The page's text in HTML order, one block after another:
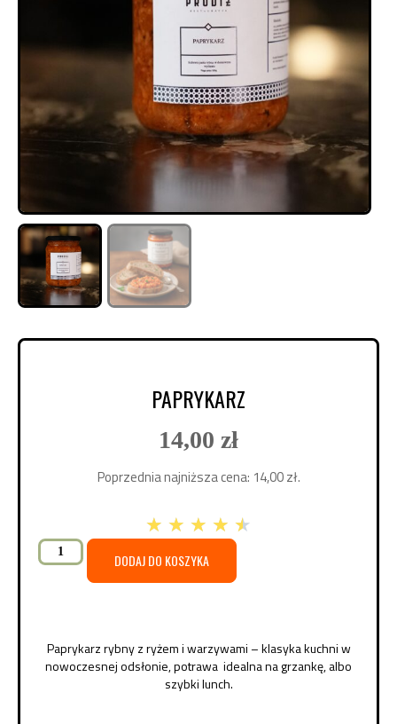
PAPRYKARZ
14,00 zł
Poprzednia najniższa cena: 14,00zł.
★ ★ ★ ★ ★
DODAJ DO KOSZYKA
Paprykarz rybny z ryżem i warzywami – klasyka kuchni w
nowoczesnej odsłonie, potrawa idealna na grzankę, albo
szybki lunch.